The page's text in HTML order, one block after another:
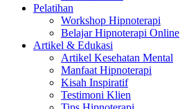
Pelatihan
Workshop Hipnoterapi
Belajar Hipnoterapi Online
Artikel & Edukasi
Artikel Kesehatan Mental
Manfaat Hipnoterapi
Kisah Inspiratif
Testimoni Klien